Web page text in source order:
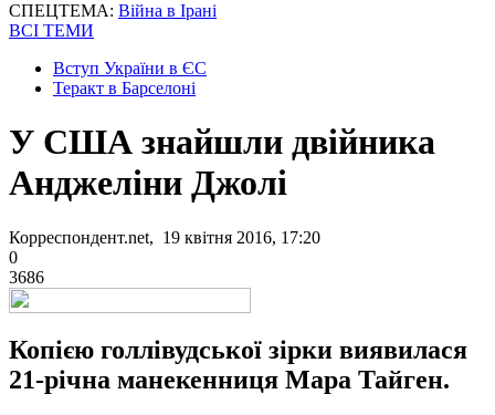
СПЕЦТЕМА: Війна в Ірані
ВСІ ТЕМИ
Вступ України в ЄС
Теракт в Барселоні
У США знайшли двійника
Анджеліни Джолі
Корреспондент.net, 19 квітня 2016, 17:20
0
3686
Копією голлівудської зірки виявилася
21-річна манекенниця Мара Тайген.